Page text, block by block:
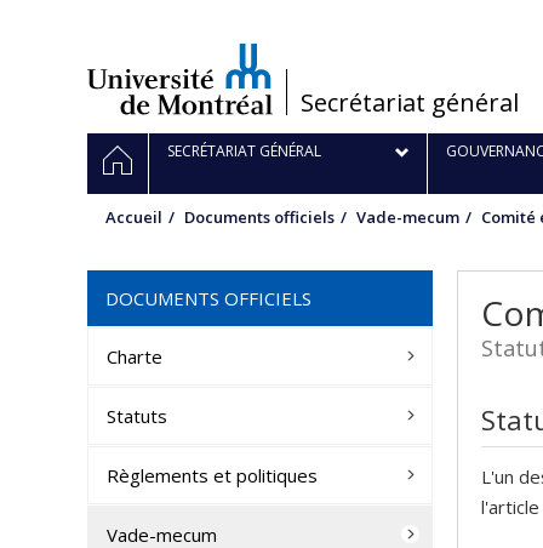
/
Secrétariat général
Navigation
principale
ACCUEILSECRÉTARIAT GÉNÉRAL
Accueil Documents officiels Vade-mecum Comité
L'un
DOCUMENTS OFFICIELS
Charte
Statuts
Règlements et politiques
Vade-mecum